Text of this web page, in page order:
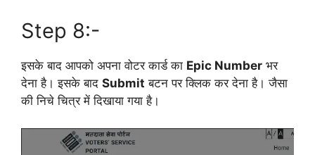
Step 8:-
इसके बाद आपको अपना वोटर कार्ड का Epic Number भर
देना है। इसके बाद Submit बटन पर क्लिक कर देना है। जैसा
की निचे चित्र में दिखाया गया है।